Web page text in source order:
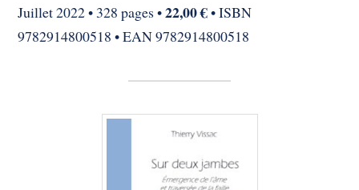
Juillet 2022 • 328 pages •22,00 €• ISBN
9782914800518 • EAN 9782914800518